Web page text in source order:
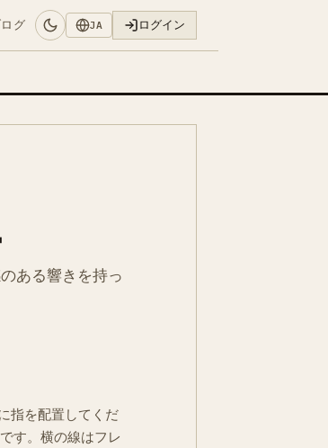
グ JA ログイン
ある響きを持っ
指を配置してくだ
す。横の線はフレ